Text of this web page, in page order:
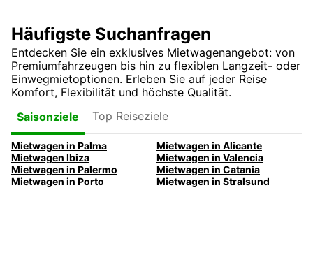
Häufigste Suchanfragen
Entdecken Sie ein exklusives Mietwagenangebot: von
Premiumfahrzeugen bis hin zu flexiblen Langzeit- oder
Einwegmietoptionen. Erleben Sie auf jeder Reise
Komfort, Flexibilität und höchste Qualität.
Saisonziele
Top Reiseziele
Mietwagen in Palma
Mietwagen in Alicante
Mietwagen Ibiza
Mietwagen in Valencia
Mietwagen in Palermo
Mietwagen in Catania
Mietwagen in Porto
Mietwagen in Stralsund